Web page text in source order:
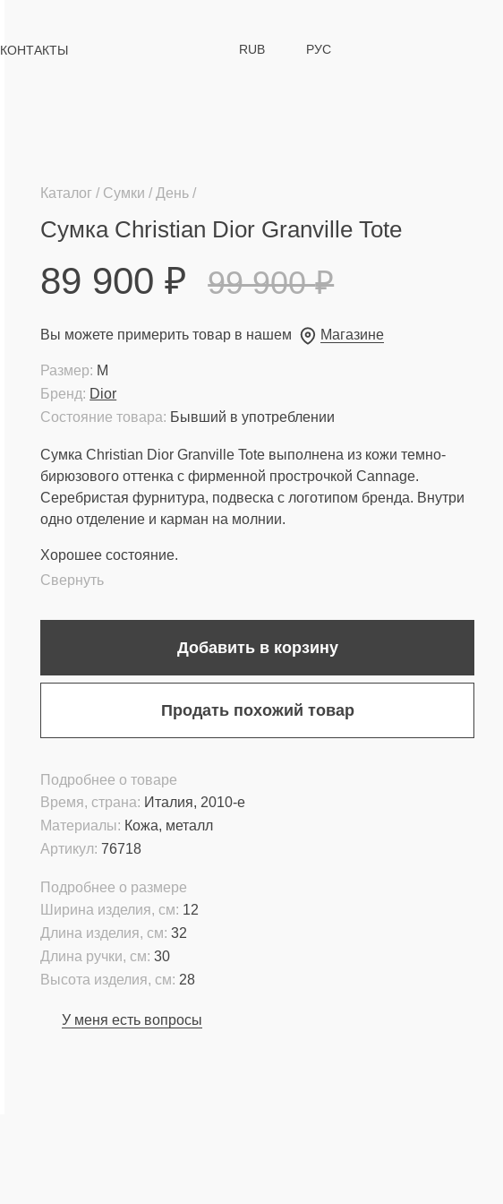
КОНТАКТЫ RUB РУС
Каталог Сумки День
Сумка Christian Dior Granville Tote
89 900₽ 99 900₽
Вы можете примерить товар в нашем Магазине
Состояние товара: Бывший в употреблении
Бренд: Dior
Размер: M
Сумка Christian Dior Granville Tote выполнена из кожи темно-
бирюзового оттенка с фирменной прострочкой Cannage.
Серебристая фурнитура, подвеска с логотипом бренда. Внутри
одно отделение и карман на молнии.
Хорошее состояние.
Свернуть
Добавить в корзину
Продать похожий товар
Подробнее о товаре
Материалы: Кожа, металл
Время, страна: Италия, 2010-е
Артикул: 76718
Подробнее о размере
Высота изделия, см: 28
Длина ручки, см: 30
Длина изделия, см: 32
Ширина изделия, см: 12
У меня есть вопросы